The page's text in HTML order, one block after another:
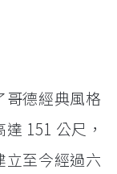
哥德經典風格
151 公尺，
立至今經過六